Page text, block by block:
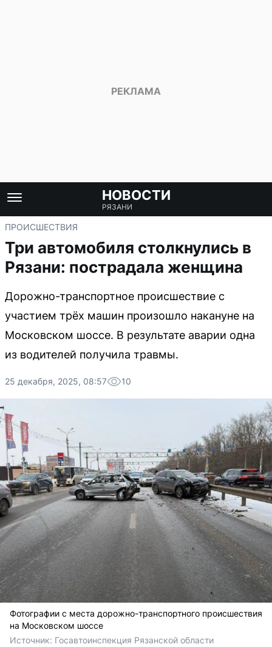
НОВОСТИ
РЯЗАНИ
ПРОИСШЕСТВИЯ
Три автомобиля столкнулись в
Рязани: пострадала женщина
Дорожно-транспортное происшествие с
участием трёх машин произошло накануне на
Московском шоссе. В результате аварии одна
из водителей получила травмы.
25 декабря, 2025, 08:57 10
Фотографии с места дорожно-транспортного происшествия
на Московском шоссе
Источник: Госавтоинспекция Рязанской области